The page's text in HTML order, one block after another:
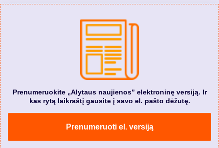
Prenumeruokite „Alytaus naujienos” elektroninę versiją. Ir
kas rytą laikraštį gausite į savo el. pašto dėžutę.
Prenumeruoti el. versiją